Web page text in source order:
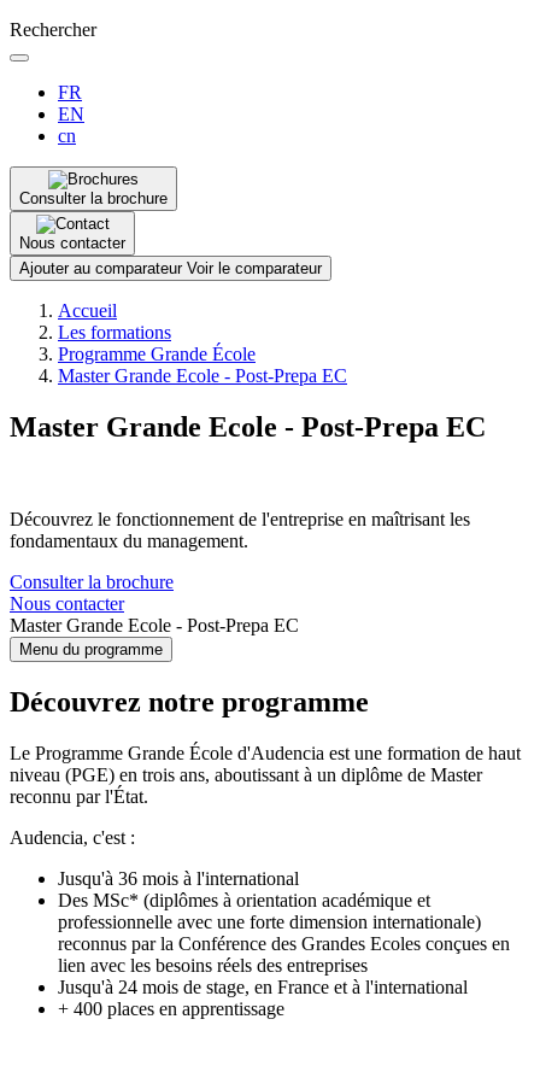
Rechercher
FR
EN
cn
Consulter la brochure
Nous contacter
Ajouter au comparateur Voir le comparateur
d'Ariane
Accueil
Les formations
Programme Grande École
Master Grande Ecole - Post-Prepa EC
Master Grande Ecole - Post-Prepa EC
Découvrez le fonctionnement de l'entreprise en maîtrisant les
fondamentaux du management.
Consulter la brochure
Nous contacter
Master Grande Ecole - Post-Prepa EC
Menu du programme
Découvrez notre programme
Le Programme Grande École d'Audencia est une formation de haut
niveau (PGE) en trois ans, aboutissant à un diplôme de Master
reconnu par l'État.
Audencia, c'est :
Jusqu'à 36 mois à l'international
Des MSc* (diplômes à orientation académique et
professionnelle avec une forte dimension internationale)
reconnus par la Conférence des Grandes Ecoles conçues en
lien avec les besoins réels des entreprises
Jusqu'à 24 mois de stage, en France et à l'international
+ 400 places en apprentissage